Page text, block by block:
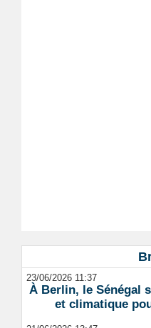
23/06/2026 11:37
À Berlin, le Sénégal
et climatique